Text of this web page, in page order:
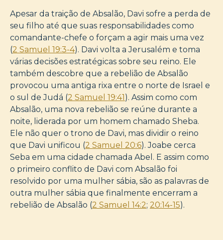
Apesar da traição de Absalão, Davi sofre a perda de
seu filho até que suas responsabilidades como
comandante-chefe o forçam a agir mais uma vez
(2 Samuel 19:3-4). Davi volta a Jerusalém e toma
várias decisões estratégicas sobre seu reino. Ele
também descobre que a rebelião de Absalão
provocou uma antiga rixa entre o norte de Israel e
o sul de Judá (2 Samuel 19:41). Assim como com
Absalão, uma nova rebelião se reúne durante a
noite, liderada por um homem chamado Sheba.
Ele não quer o trono de Davi, mas dividir o reino
que Davi unificou (2 Samuel 20:6). Joabe cerca
Seba em uma cidade chamada Abel. E assim como
o primeiro conflito de Davi com Absalão foi
resolvido por uma mulher sábia, são as palavras de
outra mulher sábia que finalmente encerram a
rebelião de Absalão (2 Samuel 14:2; 20:14-15).